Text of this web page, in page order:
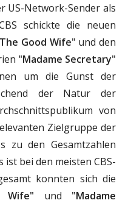
US-Network-Sender als
schickte die neuen
Good Wife" und den
"Madame Secretary"
um die Gunst der
der Natur der
von
Zielgruppe der
zu den Gesamtzahlen
bei den meisten CBS-
konnten sich die
Wife" und "Madame